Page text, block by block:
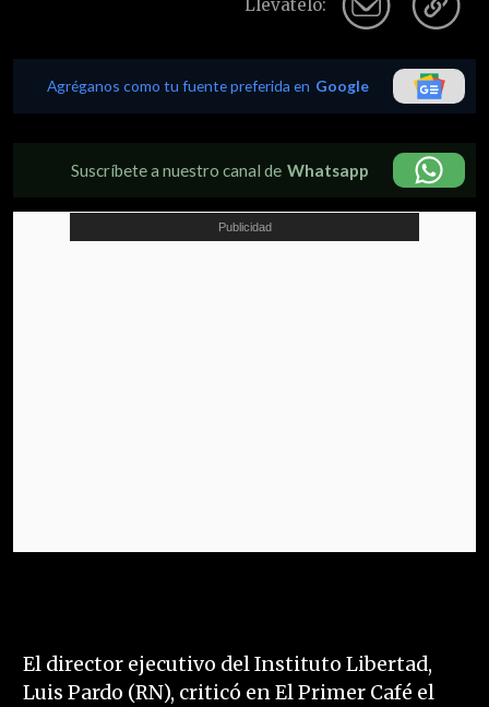
Llévatelo:
Agréganos como tu fuente preferida en Google
Suscríbete a nuestro canal de Whatsapp
El director ejecutivo del Instituto Libertad,
Luis Pardo (RN), criticó en El Primer Café el